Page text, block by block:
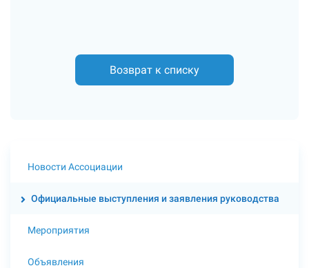
Возврат к списку
Новости Ассоциации
Официальные выступления и заявления руководства
Мероприятия
Объявления